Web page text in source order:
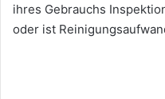
ihres Gebrauchs
oder ist